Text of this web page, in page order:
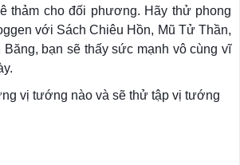
thảm cho đối phương. Hãy thử phong
với Sách Chiêu Hồn, Mũ Tử Thần,
bạn sẽ thấy sức mạnh vô cùng vĩ
vị tướng nào và sẽ thử tập vị tướng